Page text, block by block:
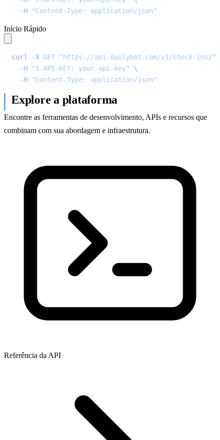
  -H
"Content-Type: application/json"
Início Rápido
curl -X GET "https://api.dailybot.com/v1/check-ins/"
  -H
"X-API-KEY: your-api-key"
\
  -H
"Content-Type: application/json"
Explore a plataforma
Encontre as ferramentas de desenvolvimento, APIs e recursos que
combinam com sua abordagem e infraestrutura.
Referência da API